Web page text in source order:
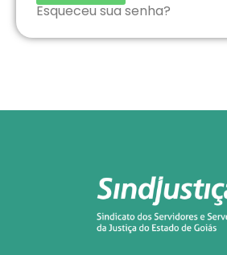
Esqueceu sua senha?